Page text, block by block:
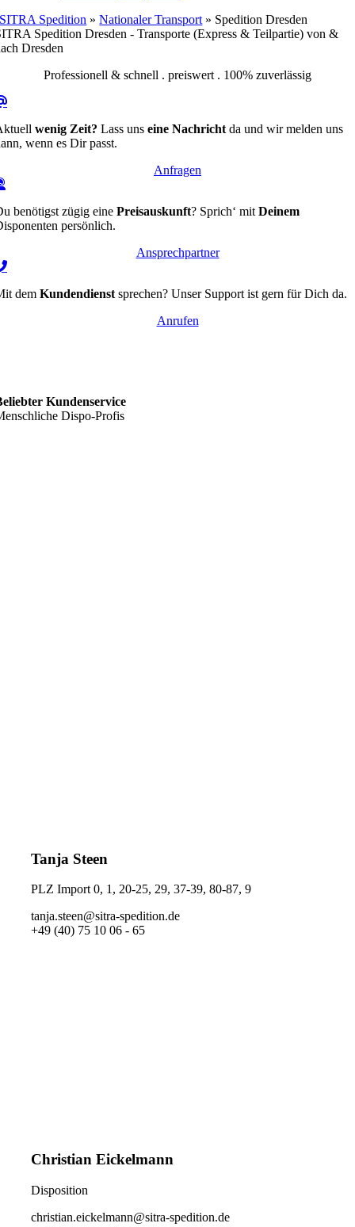
SITRA Spedition »Nationaler Transport » Spedition Dresden
Spedition Dresden - Transporte (Express & Teilpartie) von &
Dresden
Professionell & schnell . preiswert . 100% zuverlässig
wenig Zeit? Lass uns eine Nachricht da und wir melden uns
wenn es Dir passt.
Anfragen
benötigst zügig eine Preisauskunft? Sprich‘ mit Deinem
persönlich.
Ansprechpartner
dem Kundendienst sprechen? Unser Support ist gern für Dich da.
Anrufen
Kundenservice
Dispo-Profis
Tanja Steen
PLZ Import 0, 1, 20-25, 29, 37-39, 80-87, 9
tanja.steen@sitra-spedition.de
+49 (40) 75 10 06 - 65
Christian Eickelmann
Disposition
christian.eickelmann@sitra-spedition.de